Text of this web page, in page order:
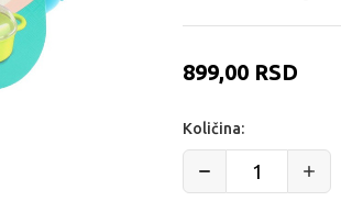
899,00 RSD
Količina: